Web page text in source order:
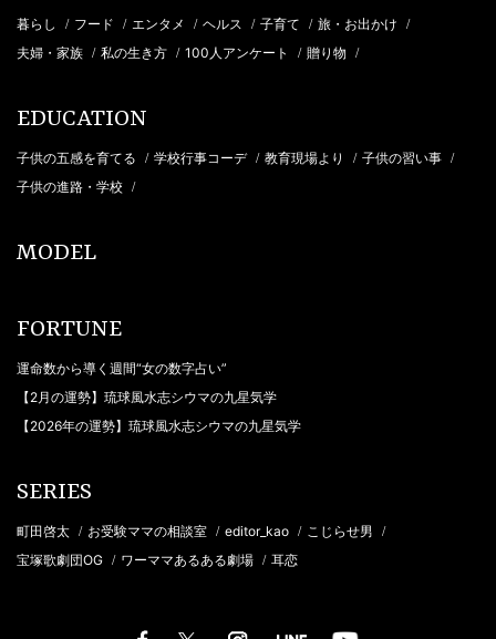
暮らし / フード / エンタメ / ヘルス / 子育て / 旅・お出かけ /
夫婦・家族 / 私の生き方 / 100人アンケート / 贈り物 /
EDUCATION
子供の五感を育てる / 学校行事コーデ / 教育現場より / 子供の習い事 /
子供の進路・学校 /
MODEL
FORTUNE
運命数から導く週間“女の数字占い”
【2月の運勢】琉球風水志シウマの九星気学
【2026年の運勢】琉球風水志シウマの九星気学
SERIES
町田啓太 / お受験ママの相談室 / editor_kao / こじらせ男 /
宝塚歌劇団OG / ワーママあるある劇場 / 耳恋